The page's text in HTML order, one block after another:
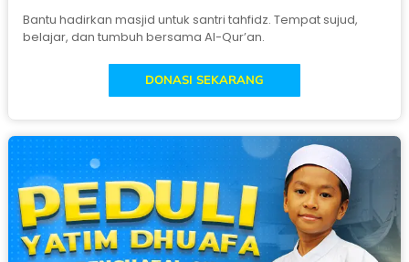
Bantu hadirkan masjid untuk santri tahfidz. Tempat sujud,
belajar, dan tumbuh bersama Al-Qur’an.
DONASI SEKARANG